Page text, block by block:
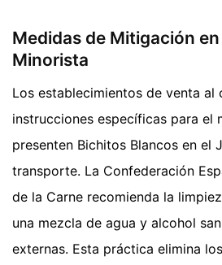
Medidas de Mitigación
Minorista
Los establecimientos de venta al
instrucciones específicas para el
presenten Bichitos Blancos en el
transporte. La Confederación
de la Carne recomienda la
una mezcla de agua y alcohol
externas. Esta práctica elimina